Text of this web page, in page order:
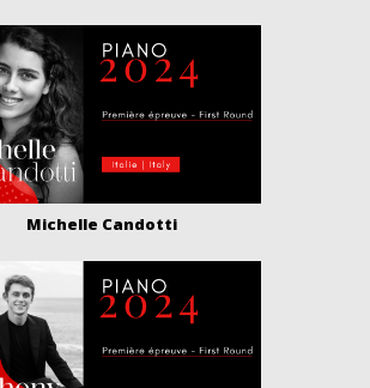
Michelle Candotti